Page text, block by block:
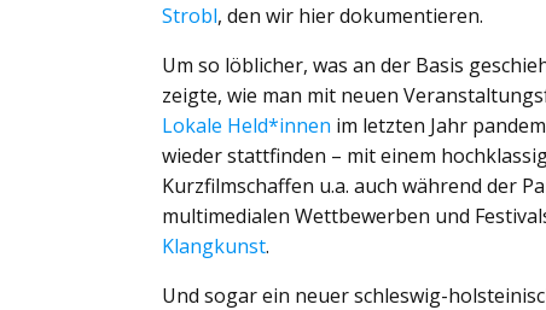
Strobl, den wir hier dokumentieren.
Um so löblicher, was an der Basis
zeigte, wie man mit neuen
Lokale Held*innen im letzten Jahr
wieder stattfinden – mit einem
Kurzfilmschaffen u.a. auch während der
multimedialen Wettbewerben und
Klangkunst.
Und sogar ein neuer schleswig-